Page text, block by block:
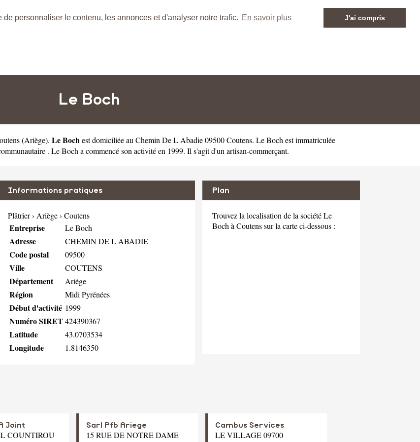
personnaliser le contenu, les annonces et d'analyser notre trafic. En savoir plus J'ai compris
Le Boch
(Ariège). Le Boch est domiciliée au Chemin De L Abadie 09500 Coutens. Le Boch est immatriculée
. Le Boch a commencé son activité en 1999. Il s'agit d'un artisan-commerçant.
Informations pratiques
Plâtrier› Ariège› Coutens
Entreprise Le Boch
Adresse CHEMIN DE L ABADIE
Code postal 09500
Ville COUTENS
Département Ariége
Région Midi Pyrénées
Début d'activité 1999
Numéro SIRET424390367
Latitude 43.0703534
Longitude 1.8146350
Plan
Trouvez la localisation de la société Le
Boch à Coutens sur la carte ci-dessous :
Joint
COUNTIROU
Sarl Pfb Ariege
15 RUE DE NOTRE DAME
Cambus Services
LE VILLAGE 09700